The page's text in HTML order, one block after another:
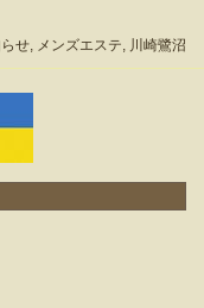
せ, メンズエステ, 川崎鷺沼